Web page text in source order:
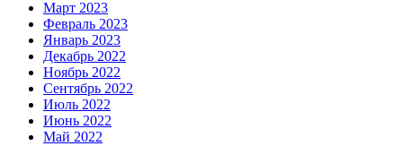
Март 2023
Февраль 2023
Январь 2023
Декабрь 2022
Ноябрь 2022
Сентябрь 2022
Июль 2022
Июнь 2022
Май 2022